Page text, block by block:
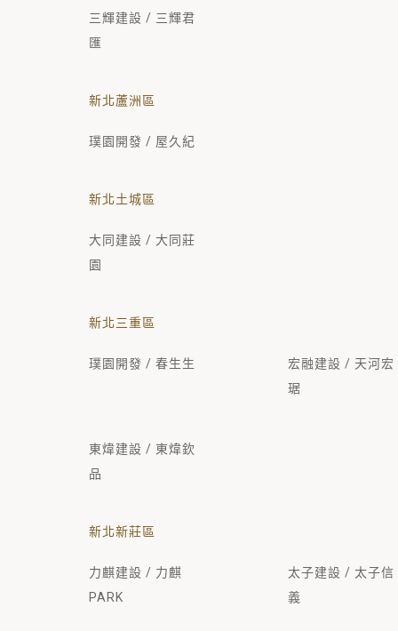
三輝建設 / 三輝君
匯
新北蘆洲區
璞園開發 / 屋久紀
新北土城區
大同建設 / 大同莊
園
新北三重區
璞園開發 / 春生生
宏融建設 / 天河宏
琚
東煒建設 / 東煒欽
品
新北新莊區
力麒建設 / 力麒
PARK
太子建設 / 太子信
義